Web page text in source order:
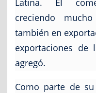
Latina. El
creciendo
también en
exportaciones de
agregó.
Como parte de